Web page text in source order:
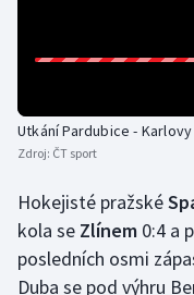
Plavání
Ragby
Rychlobruslení
Utkání Pardubice -
Zdroj: ČT sport
Hokejisté pražské
kola se Zlínem 0:4 a
posledních osmi
Duba se pod výhru